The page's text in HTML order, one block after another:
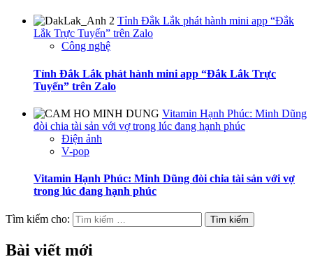
Tỉnh Đắk Lắk phát hành mini app “Đắk
Lắk Trực Tuyến” trên Zalo
Công nghệ
Tỉnh Đắk Lắk phát hành mini app “Đắk Lắk Trực
Tuyến” trên Zalo
Vitamin Hạnh Phúc: Minh Dũng
đòi chia tài sản với vợ trong lúc đang hạnh phúc
Điện ảnh
V-pop
Vitamin Hạnh Phúc: Minh Dũng đòi chia tài sản với vợ
trong lúc đang hạnh phúc
Tìm kiếm cho:
Bài viết mới